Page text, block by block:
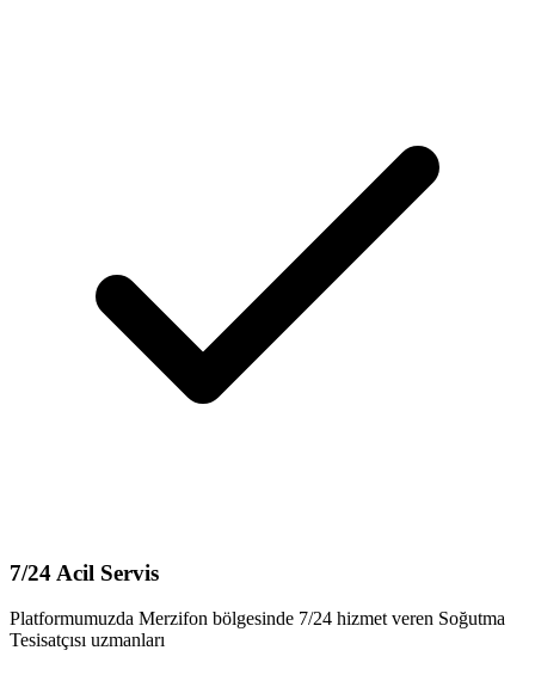
7/24 Acil Servis
Platformumuzda Merzifon bölgesinde 7/24 hizmet veren Soğutma
Tesisatçısı uzmanları